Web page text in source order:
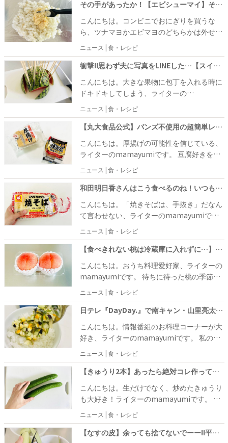
いないのが現実。いざ起きてしまってからで
は遅いので、今回は家族で我が家に足りない
防災対策について話し合ってみました。 そこ
で一番に話題にあがったのが、停電対策につ
いて。もし、夜に停電が起こったら……懐中
電灯をひとつしか準備していない我が家は少
し不安になりました。 そんななか、警視庁の
公式Xで発見したのが“身近なモノを活用した
簡易ランプ”。 あえて新しく準備しなくて
も、いつも我が家にあるモノだけでランプが
作れるとのことだったので、実際に家族で試
してみることにしました！
その手があったか！【エビシューマイ】そのまま食べるのちょっと待って!?「冷めても美味い」「家族もいっきに完食！」画期的"おにぎり"
こんにちは。コンビニでおにぎりを買うな
ら、ツナマヨかエビマヨのどちらかは外せな
い。ライターのmamayumiです。 子どもの
頃から、おにぎりの中に入ったマヨネーズ味
が大好き。主婦になっておにぎりを握る機会
は増えたのですが、買う機会が減りました。
ツナマヨは自分で作ることがあっても、エビ
マヨはなかなか作らないのが現実。あぁ、久
しぶりにエビマヨおにぎりが食べたいな～。
と思っていたところに、面白いレシピを発見
しました！
ニュース | 食・レシピ
衝撃!!思わず夫に写真をLINEした…【スイカ】はこう切ればよかったのね！「家族のテンション爆上がり」「手も汚れない」最高な切り方
こんにちは。大きな果物に包丁を入れる時に
ドキドキしてしまう、ライターの
mamayumiです。 スイカやメロン、パイナ
ップルなどの大きな果物を目の前にすると、
どう切り分けるべきなのか……いろいろと考
えすぎてしまいます。 この時季はやっぱり小
玉スイカ。とりあえず半分にして、さぁ次は
どう切ろうか……と悩んでいたところに、間
違いなくテンションが上がる切り方を発見！
難易度が高そうに見えましたが、試してみる
と意外にも簡単だったのでご紹介します♪
ニュース | 食・レシピ
【丸大食品公式】バンズ不使用の超簡単レシピ「厚揚げホットドック」→検証したら“この食べ方”最高ー！
こんにちは。厚揚げの可能性を信じている、
ライターのmamayumiです。 豆腐好きを公
言している私は、もちろん厚揚げも大好き！
外側がきつね色で香ばしい厚揚げは、煮ても
美味しいですが、焼くことで表面がカリッと
なるのも魅力ですよね。 以前ご紹介した、食
パンに厚揚げを挟むカツサンド風のレシピは
我が家の定番。ですが、今回は厚揚げをパン
の代わりに活用するレシピを発見しました。
その手があったか～！！！というわけで、さ
っそく試してみました♪
ニュース | 食・レシピ
和田明日香さんはこう食べるのね！いつもの【焼きそば】はこの食べ方が最高！「中華店に負けないビジュアル！」「豪華すぎる…」
こんにちは。「焼きそばは、手抜き」だなん
て言わせない、ライターのmamayumiで
をされるご家庭もあるのだとか。……いやい
や、焼きそばだって立派なご馳走です。 ソー
スや塩の焼きそばとはひと味違う、豪華な焼
きそばで家族をぎゃふんと言わせてみません
か？
ニュース | 食・レシピ
【食べきれない桃は冷蔵庫に入れずに…】全部コレが大大大正解！「面倒なこと一切なし」ほんっとに美味
こんにちは。おうち料理愛好家、ライターの
mamayumiです。 待ちに待った桃の季節が
やってきました！旬の時季に食べる桃は格別
ですよね。 ですが、生の桃は足が早いので、
油断していると傷んでどろどろになってしま
います……（涙）。 せっかくの美味しい桃が
台無しになるのは、なんとしてでも避けたい
ですよね。
ニュース | 食・レシピ
日テレ『DayDay.』で南キャン・山里亮太さんも太鼓判！管理栄養士が直伝【"あの野菜"で作る意外な山形だし】ご飯が進む進む〜！
こんにちは。情報番組のお料理コーナーが大
好き、ライターのmamayumiです。 私の朝
は、家事をしながらテレビでなんとな～く気
になる情報を収集する時間。ですが、お料理
コーナーが始まると、家事はそっちのけでつ
いつい見入っちゃうのが日常茶飯事。 気にな
るレシピがあると、冷蔵庫を覗いてさっそく
試してみたくなるんですよね～。 今回も、ズ
ッキーニを使ったレシピが気になっちゃっ
て……さっそく作ってみました♪
ニュース | 食・レシピ
【きゅうり2本】あったら絶対コレ作ってみ！「皮と種」も捨てないで〜！「確かにウマいわ」「ご飯も進む！」完成度高すぎ
こんにちは。生だけでなく、炒めたきゅうり
も大好き！ライターのmamayumiです。 た
くさんのきゅうりをゲットしたら、サラダは
もちろん炒め物にもじゃんじゃん活躍させる
のが我が家流。きゅうりは加熱しても美味し
ニュース | 食・レシピ
【なすの皮】余っても捨てないでーー!!平野レミさん直伝！「もう5回もリピしてる」「"あと1品"が5分で完成！」クセになる〜